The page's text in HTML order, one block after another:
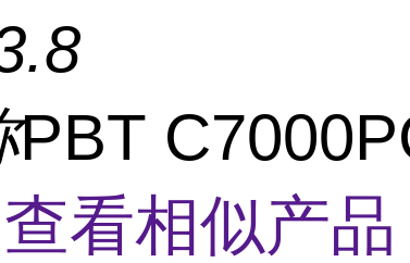
PBT
查看相似产